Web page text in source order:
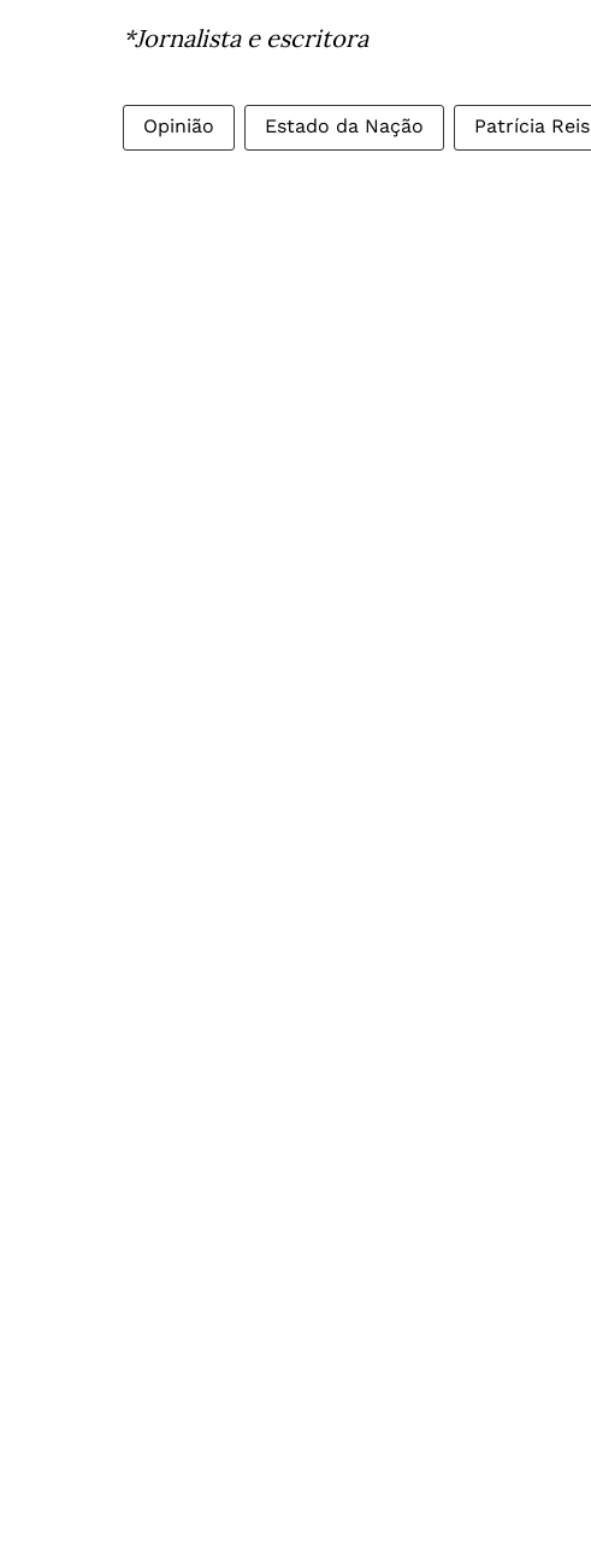
*Jornalista e escritora
Opinião Estado da Nação Patrícia Reis